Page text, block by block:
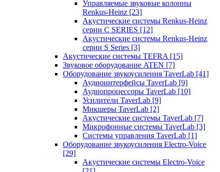
Управляемые звуковые колонны
Renkus-Heinz [23]
Акустические системы Renkus-Heinz
серии C SERIES [12]
Акустические системы Renkus-Heinz
серии S Series [3]
Акустические системы TEFRA [15]
Звуковое оборудование ATEN [7]
Оборудование звукоусиления TaverLab [41]
Аудиоинтерфейсы TaverLab [9]
Аудиопроцессоры TaverLab [10]
Усилители TaverLab [9]
Микшеры TaverLab [2]
Акустические системы TaverLab [7]
Микрофонные системы TaverLab [3]
Системы управления TaverLab [1]
Оборудование звукоусиления Electro-Voice
[29]
Акустические системы Electro-Voice